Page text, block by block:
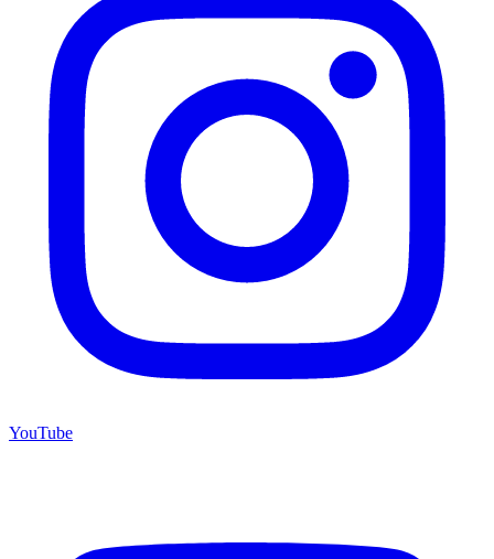
YouTube